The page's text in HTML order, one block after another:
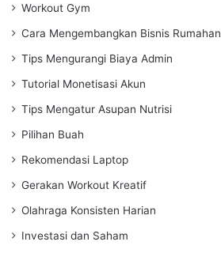
Workout Gym
Cara Mengembangkan Bisnis Rumahan
Tips Mengurangi Biaya Admin
Tutorial Monetisasi Akun
Tips Mengatur Asupan Nutrisi
Pilihan Buah
Rekomendasi Laptop
Gerakan Workout Kreatif
Olahraga Konsisten Harian
Investasi dan Saham